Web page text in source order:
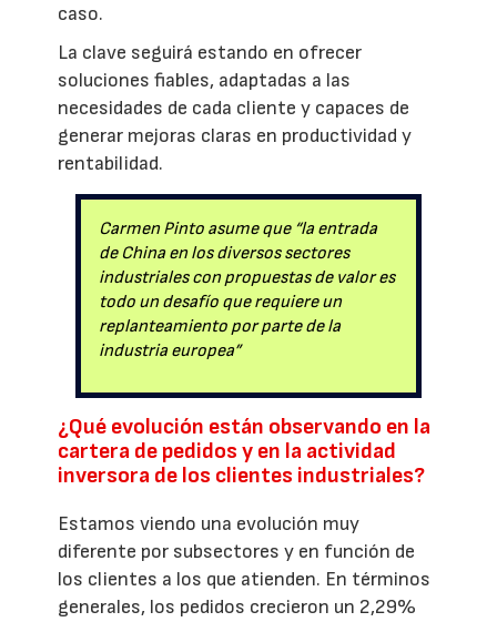
caso.
La clave seguirá estando en ofrecer
soluciones fiables, adaptadas a las
necesidades de cada cliente y capaces de
generar mejoras claras en productividad y
rentabilidad.
Carmen Pinto asume que “la entrada
de China en los diversos sectores
industriales con propuestas de valor es
todo un desafío que requiere un
replanteamiento por parte de la
industria europea”
¿Qué evolución están observando en la
cartera de pedidos y en la actividad
inversora de los clientes industriales?
Estamos viendo una evolución muy
diferente por subsectores y en función de
los clientes a los que atienden. En términos
generales, los pedidos crecieron un 2,29%